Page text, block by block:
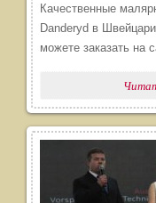
Качественные
Danderyd в
можете заказать на